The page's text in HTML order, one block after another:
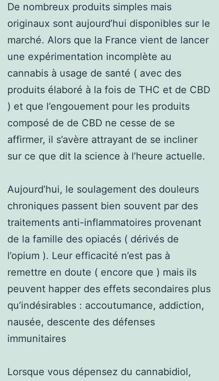
De nombreux produits simples mais
originaux sont aujourd’hui disponibles sur le
marché. Alors que la France vient de lancer
une expérimentation incomplète au
cannabis à usage de santé ( avec des
produits élaboré à la fois de THC et de CBD
) et que l’engouement pour les produits
composé de de CBD ne cesse de se
affirmer, il s’avère attrayant de se incliner
sur ce que dit la science à l’heure actuelle.
Aujourd’hui, le soulagement des douleurs
chroniques passent bien souvent par des
traitements anti-inflammatoires provenant
de la famille des opiacés ( dérivés de
l’opium ). Leur efficacité n’est pas à
remettre en doute ( encore que ) mais ils
peuvent happer des effets secondaires plus
qu’indésirables : accoutumance, addiction,
nausée, descente des défenses
immunitaires
Lorsque vous dépensez du cannabidiol,